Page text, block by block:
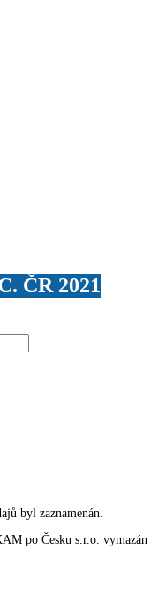
ČR 2021
byl zaznamenán.
po Česku s.r.o. vymazán